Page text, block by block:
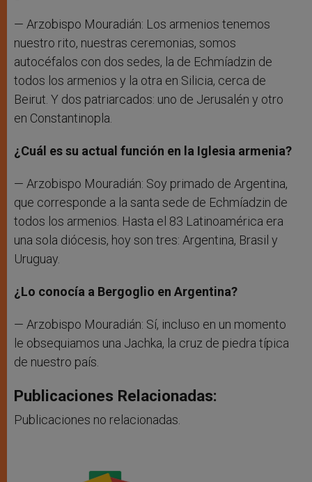
— Arzobispo Mouradián: Los armenios tenemos
nuestro rito, nuestras ceremonias, somos
autocéfalos con dos sedes, la de Echmíadzin de
todos los armenios y la otra en Silicia, cerca de
Beirut. Y dos patriarcados: uno de Jerusalén y otro
en Constantinopla.
¿Cuál es su actual función en la Iglesia armenia?
— Arzobispo Mouradián: Soy primado de Argentina,
que corresponde a la santa sede de Echmíadzin de
todos los armenios. Hasta el 83 Latinoamérica era
una sola diócesis, hoy son tres: Argentina, Brasil y
Uruguay.
¿Lo conocía a Bergoglio en Argentina?
— Arzobispo Mouradián: Sí, incluso en un momento
le obsequiamos una Jachka, la cruz de piedra típica
de nuestro país.
Publicaciones Relacionadas:
Publicaciones no relacionadas.